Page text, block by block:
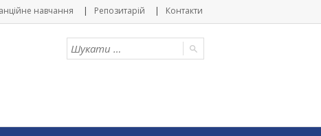
навчання Репозитарій Контакти